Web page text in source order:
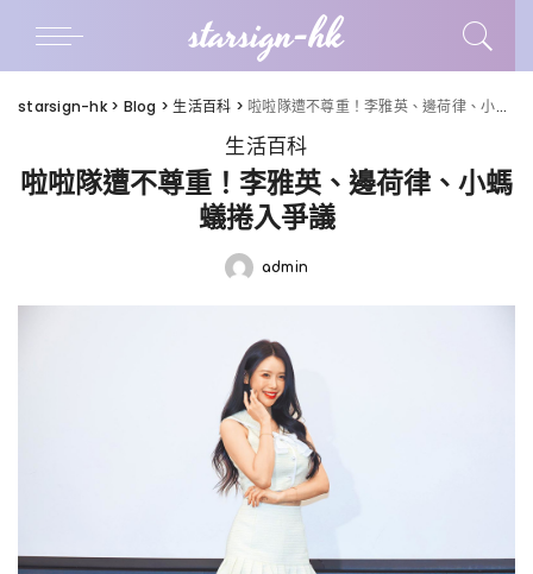
starsign-hk
starsign-hk> Blog > 生活百科 > 啦啦隊遭不尊重！李雅英、邊荷律、小螞蟻捲入爭議
生活百科
啦啦隊遭不尊重！李雅英、邊荷律、小螞
蟻捲入爭議
Posted
admin